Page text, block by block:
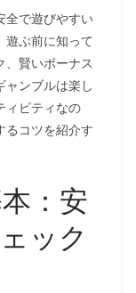
全で遊びやすい
遊ぶ前に知って
、賢いボーナス
ャンブルは楽し
ィビティなの
るコツを紹介す
：安
ック